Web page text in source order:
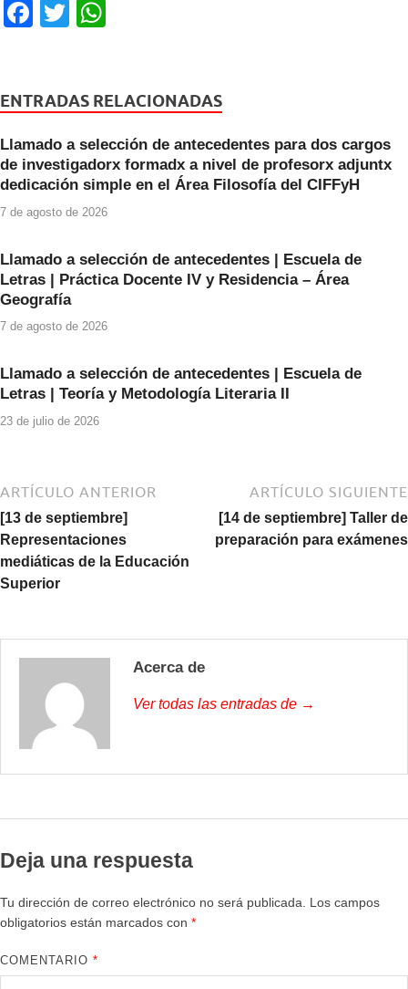
F
e
o
o
k
T
er s
p
p
ENTRADAS RELACIONADAS
Llamado a selección de antecedentes para dos cargos
de investigadorx formadx a nivel de profesorx adjuntx
dedicación simple en el Área Filosofía del CIFFyH
7 de agosto de 2026
Llamado a selección de antecedentes | Escuela de
Letras | Práctica Docente IV y Residencia – Área
Geografía
7 de agosto de 2026
Llamado a selección de antecedentes | Escuela de
Letras | Teoría y Metodología Literaria II
23 de julio de 2026
ARTÍCULO ANTERIOR
[13 de septiembre]
Representaciones
mediáticas de la Educación
Superior
ARTÍCULO SIGUIENTE
[14 de septiembre] Taller de
preparación para exámenes
Acerca de
Ver todas las entradas de →
Deja una respuesta
Tu dirección de correo electrónico no será publicada. Los campos
obligatorios están marcados con *
COMENTARIO*